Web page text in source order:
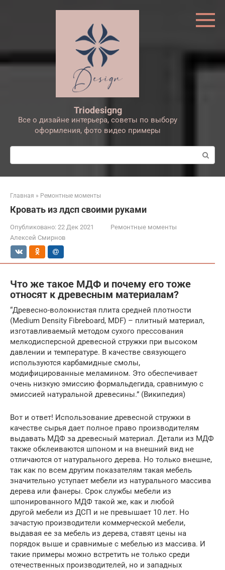
Triodesigng
Все о дизайне интерьера, советы по выбору
оформления, фото видео примеры
Поиск:
Главная » Ремонтные моменты
Кровать из лдсп своими руками
Опубликовано: 22 Дек 2021
Ремонтные моменты
Алексей Смирнов
Что же такое МДФ и почему его тоже
относят к древесным материалам?
“Древесно-волокнистая плита средней плотности
(Medium Density Fibreboard, MDF) – плитный материал,
изготавливаемый методом сухого прессования
мелкодисперсной древесной стружки при высоком
давлении и температуре. В качестве связующего
используются карбамидные смолы,
модифицированные меламином. Это обеспечивает
очень низкую эмиссию формальдегида, сравнимую с
эмиссией натуральной древесины.” (Википедия)
Вот и ответ! Использование древесной стружки в
качестве сырья дает полное право производителям
выдавать МДФ за древесный материал. Детали из МДФ
также обклеиваются шпоном и на внешний вид не
отличаются от натурального дерева. Но только внешне,
так как по всем другим показателям такая мебель
значительно уступает мебели из натурального массива
дерева или фанеры. Срок службы мебели из
шпонированного МДФ такой же, как и любой
другой мебели из ДСП и не превышает 10 лет. Но
зачастую производители коммерческой мебели,
выдавая ее за мебель из дерева, ставят цены на
порядок выше и сравнимые с мебелью из массива. И
такие примеры можно встретить не только среди
отечественных производителей, но и западных